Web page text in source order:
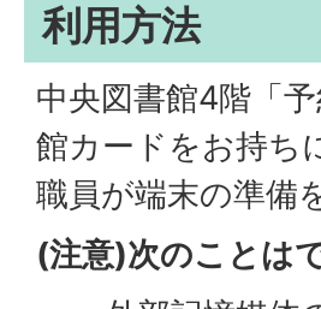
利用方法
中央図書館4階「
館カードをお持ち
職員が端末の準備
(注意)次のことは